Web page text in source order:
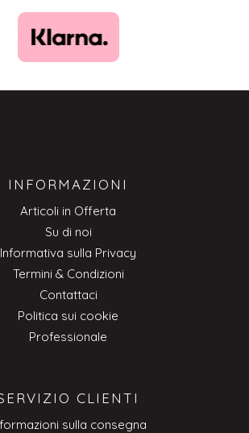
INFORMAZIONI
Articoli in Offerta
Su di noi
Informativa sulla Privacy
Termini & Condizioni
Contattaci
Politica sui cookie
Professionale
CLIENTI
sulla consegna